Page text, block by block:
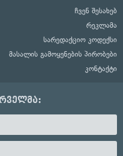
ჩვენ შესახებ
რეკლამა
სარედაქციო კოდექსი
მასალის გამოყენების პირობები
კონტაქტი